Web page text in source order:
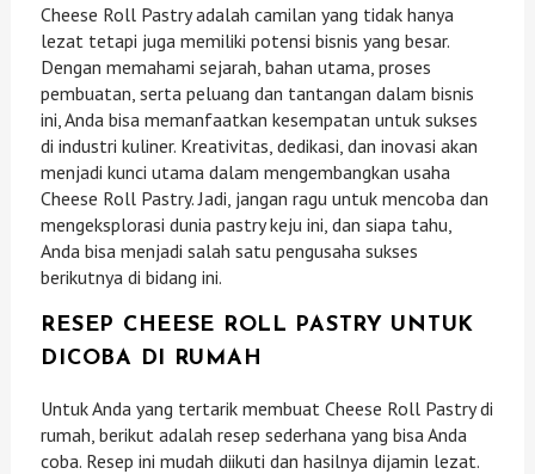
Cheese Roll Pastry adalah camilan yang tidak hanya
lezat tetapi juga memiliki potensi bisnis yang besar.
Dengan memahami sejarah, bahan utama, proses
pembuatan, serta peluang dan tantangan dalam bisnis
ini, Anda bisa memanfaatkan kesempatan untuk sukses
di industri kuliner. Kreativitas, dedikasi, dan inovasi akan
menjadi kunci utama dalam mengembangkan usaha
Cheese Roll Pastry. Jadi, jangan ragu untuk mencoba dan
mengeksplorasi dunia pastry keju ini, dan siapa tahu,
Anda bisa menjadi salah satu pengusaha sukses
berikutnya di bidang ini.
RESEP CHEESE ROLL PASTRY UNTUK
DICOBA DI RUMAH
Untuk Anda yang tertarik membuat Cheese Roll Pastry di
rumah, berikut adalah resep sederhana yang bisa Anda
coba. Resep ini mudah diikuti dan hasilnya dijamin lezat.